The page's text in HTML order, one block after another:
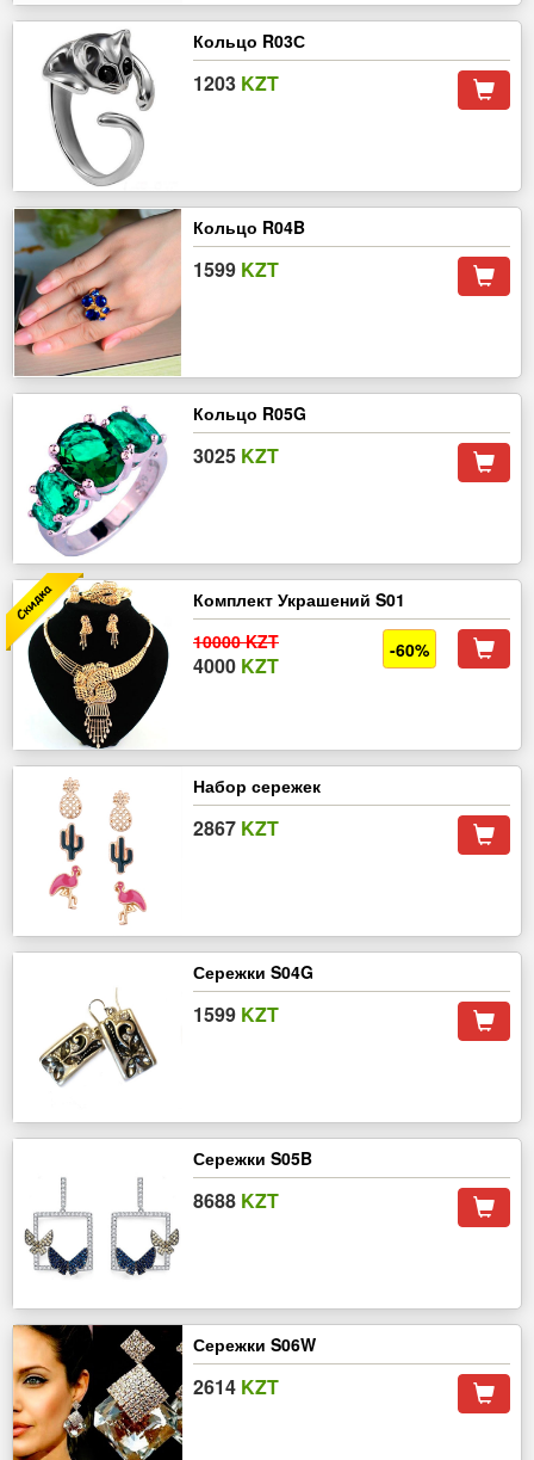
Кольцо R03С
1203 KZT
Кольцо R04B
1599 KZT
Кольцо R05G
3025 KZT
Комплект Украшений S01
10000 KZT
4000 KZT
-60%
Набор сережек
2867 KZT
Сережки S04G
1599 KZT
Сережки S05B
8688 KZT
Сережки S06W
2614 KZT